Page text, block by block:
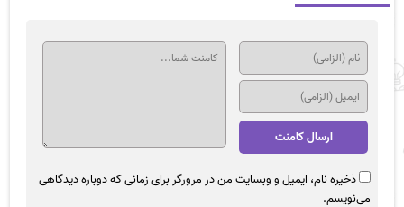
ذخیره نام، ایمیل و وبسایت من در مرورگر برای زمانی که دوباره دیدگاهی
می‌نویسم.